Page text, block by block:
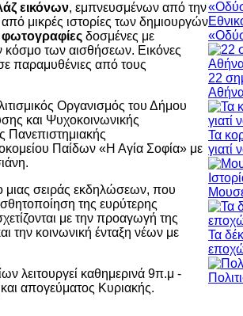
εικόνων, εμπνευσμένων από την
μικρές ιστορίες των δημιουργών
δοσμένες με
κόσμο των αισθήσεων. Εικόνες
παραμυθένιες από τους
Οργανισμός του Δήμου
και Ψυχοκοινωνικής
Παίδων «Η Αγία Σοφία» με
μιας σειράς εκδηλώσεων, που
της ευρύτερης
με την προαγωγή της
την κοινωνική ένταξη νέων με
λειτουργεί καθημερινά 9π.μ -
απογεύματος Κυριακής.
22
Τα
γιατί
Τα